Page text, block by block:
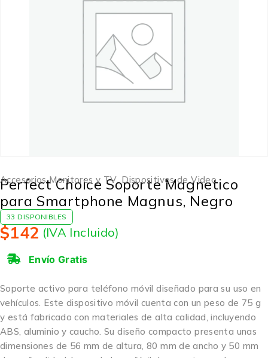
Accesorios Monitores y TV,Dispositivos de Video
Perfect Choice Soporte Magnetico
para Smartphone Magnus, Negro
33 DISPONIBLES
$142 (IVA Incluido)
Envío Gratis
Soporte activo para teléfono móvil diseñado para su uso en
vehículos. Este dispositivo móvil cuenta con un peso de 75 g
y está fabricado con materiales de alta calidad, incluyendo
ABS, aluminio y caucho. Su diseño compacto presenta unas
dimensiones de 56 mm de altura, 80 mm de ancho y 50 mm